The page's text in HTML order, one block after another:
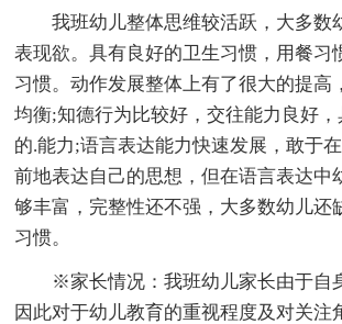
我班幼儿整体思维较活跃，大多数
表现欲。具有良好的卫生习惯，用餐习
习惯。动作发展整体上有了很大的提高
均衡;知德行为比较好，交往能力良好
的.能力;语言表达能力快速发展，敢于
前地表达自己的思想，但在语言表达中
够丰富，完整性还不强，大多数幼儿还
习惯。
※家长情况：我班幼儿家长由于自身
因此对于幼儿教育的重视程度及对关注